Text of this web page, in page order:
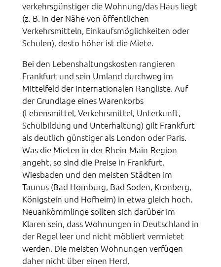
verkehrsgünstiger die Wohnung/das Haus liegt
(z. B. in der Nähe von öffentlichen
Verkehrsmitteln, Einkaufsmöglichkeiten oder
Schulen), desto höher ist die Miete.
Bei den Lebenshaltungskosten rangieren
Frankfurt und sein Umland durchweg im
Mittelfeld der internationalen Rangliste. Auf
der Grundlage eines Warenkorbs
(Lebensmittel, Verkehrsmittel, Unterkunft,
Schulbildung und Unterhaltung) gilt Frankfurt
als deutlich günstiger als London oder Paris.
Was die Mieten in der Rhein-Main-Region
angeht, so sind die Preise in Frankfurt,
Wiesbaden und den meisten Städten im
Taunus (Bad Homburg, Bad Soden, Kronberg,
Königstein und Hofheim) in etwa gleich hoch.
Neuankömmlinge sollten sich darüber im
Klaren sein, dass Wohnungen in Deutschland in
der Regel leer und nicht möbliert vermietet
werden. Die meisten Wohnungen verfügen
daher nicht über einen Herd,